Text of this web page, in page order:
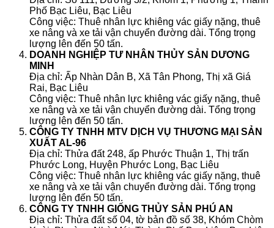
Phố Bạc Liêu, Bạc Liêu
Công việc: Thuê nhân lực khiêng vác giấy nặng, thuê
xe nâng và xe tải vận chuyển đường dài. Tổng trọng
lượng lên đến 50 tấn.
DOANH NGHIỆP TƯ NHÂN THỦY SẢN DƯƠNG
MINH
Địa chỉ: Ấp Nhàn Dân B, Xã Tân Phong, Thị xã Giá
Rai, Bạc Liêu
Công việc: Thuê nhân lực khiêng vác giấy nặng, thuê
xe nâng và xe tải vận chuyển đường dài. Tổng trọng
lượng lên đến 50 tấn.
CÔNG TY TNHH MTV DỊCH VỤ THƯƠNG MẠI SẢN
XUẤT AL-96
Địa chỉ: Thửa đất 248, ấp Phước Thuận 1, Thị trấn
Phước Long, Huyện Phước Long, Bạc Liêu
Công việc: Thuê nhân lực khiêng vác giấy nặng, thuê
xe nâng và xe tải vận chuyển đường dài. Tổng trọng
lượng lên đến 50 tấn.
CÔNG TY TNHH GIỐNG THỦY SẢN PHÚ AN
Địa chỉ: Thửa đất số 04, tờ bản đồ số 38, Khóm Chòm